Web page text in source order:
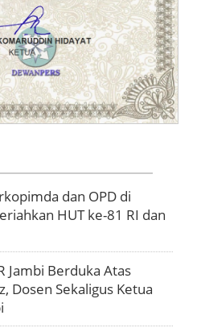
dan OPD di
HUT ke-81 RI dan
Jambi Berduka Atas
Dosen Sekaligus Ketua